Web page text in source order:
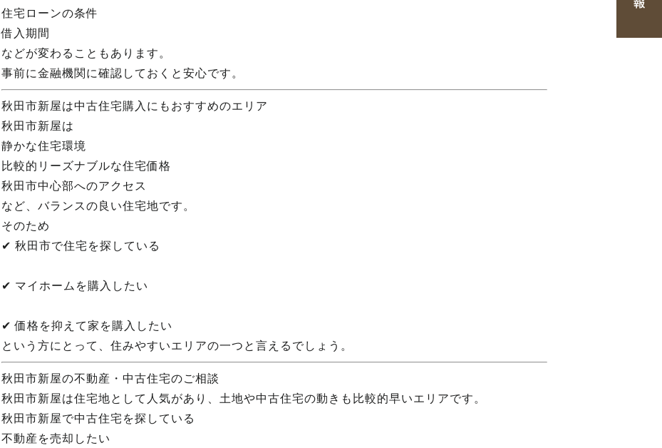
住宅ローンの条件
借入期間
などが変わることもあります。
事前に金融機関に確認しておくと安心です。
秋田市新屋は中古住宅購入にもおすすめのエリア
秋田市新屋は
静かな住宅環境
比較的リーズナブルな住宅価格
秋田市中心部へのアクセス
など、バランスの良い住宅地です。
そのため
✔ 秋田市で住宅を探している
✔ マイホームを購入したい
✔ 価格を抑えて家を購入したい
という方にとって、住みやすいエリアの一つと言えるでしょう。
秋田市新屋の不動産・中古住宅のご相談
秋田市新屋は住宅地として人気があり、土地や中古住宅の動きも比較的早いエリアです。
秋田市新屋で中古住宅を探している
不動産を売却したい